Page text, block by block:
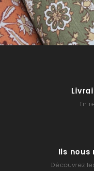
En
Ils
Découvrez